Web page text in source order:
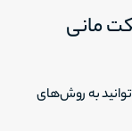
مانی
به روش‌های